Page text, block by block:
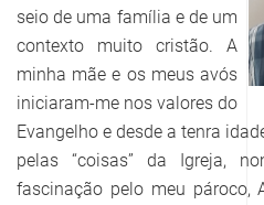
seio de uma família e de um
contexto muito cristão. A
minha mãe e os meus avós
iniciaram-me nos valores do
Evangelho e desde a tenra
pelas “coisas” da Igreja,
fascinação pelo meu pároco,